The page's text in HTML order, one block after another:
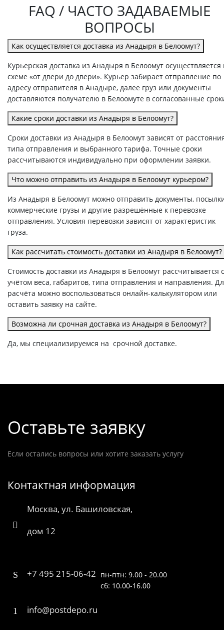
FAQ / ЧАСТО ЗАДАВАЕМЫЕ
ВОПРОСЫ
Как осуществляется доставка из Анадыря в Белоомут?
Курьерская доставка из Анадыря в Белоомут осуществляется
схеме «от двери до двери». Курьер забирает отправление по
адресу отправителя в Анадыре, далее груз или документы
доставляются получателю в Белоомуте в согласованные
Какие сроки доставки из Анадыря в Белоомут?
Сроки доставки из Анадыря в Белоомут зависят от
типа отправления и выбранного тарифа. Точные сроки
рассчитываются индивидуально при оформлении заявки.
Что можно отправить из Анадыря в Белоомут курьером?
Из Анадыря в Белоомут можно отправить документы,
коммерческие грузы и другие разрешённые к перевозке
отправления. Условия перевозки зависят от характеристик
груза.
Как рассчитать стоимость доставки из Анадыря в Белоомут?
Стоимость доставки из Анадыря в Белоомут рассчитывается с
учётом веса, габаритов, типа отправления и направления.
расчёта можно воспользоваться онлайн-калькулятором или
оставить заявку на сайте.
Возможна ли срочная доставка из Анадыря в Белоомут?
Да, мы специализируемся на срочной доставке.
Оставьте заявку
Если остались вопросы или хотите заказать услугу
Контактная информация
Москва, ул. Башиловская,
дом 12
+7 495 215-06-42 пн-птн: 9.00 - 20.00
сб: 10.00-16.00
info@postdepo.ru